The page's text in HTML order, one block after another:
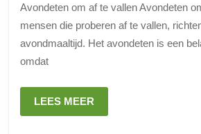
te
Tips
Avondeten om af te vallen Avondeten
mensen die proberen af te vallen,
avondmaaltijd. Het avondeten is een
omdat
LEES MEER
MEER